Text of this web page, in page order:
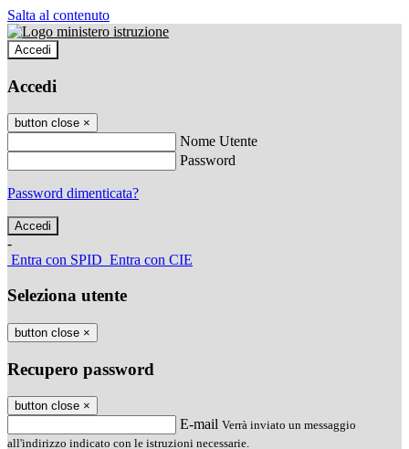
Salta al contenuto
Accedi
Accedi
button close ×
Nome Utente
Password
Password dimenticata?
-
Entra con SPID Entra con CIE
Seleziona utente
button close ×
Recupero password
button close ×
E-mail Verrà inviato un messaggio
all'indirizzo indicato con le istruzioni necessarie.